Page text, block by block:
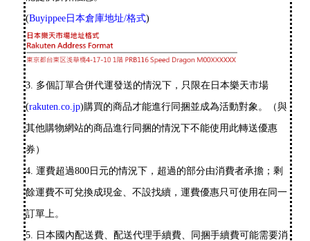
(Buyippee日本倉庫地址/格式)
3. 多個訂單合併代運發送的情況下，只限在日本樂天市場
(rakuten.co.jp)購買的商品才能進行同捆並成為活動對象。（與
其他購物網站的商品進行同捆的情況下不能使用此轉送優惠
券）
4. 運費超過800日元的情況下，超過的部分由消費者承擔；剩
餘運費不可兌換成現金、不設找續，運費優惠只可使用在同一
訂單上。
5. 日本國內配送費、配送代理手續費、同捆手續費可能需要消